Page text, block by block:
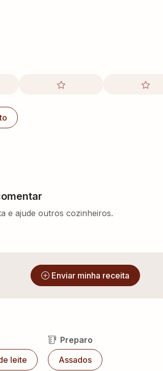
e ajude outros cozinheiros.
Enviar minha receita
leite
Preparo
Assados